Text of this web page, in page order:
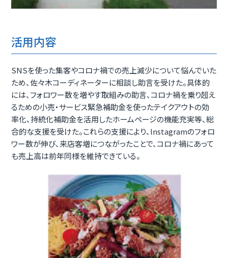
活用内容
SNSを使った集客やコロナ禍での売上減少について悩んでいた
ため、佐々木コーディネーターに相談し助言を受けた。具体的
には、フォロワー数を増やす取組みの助言、コロナ禍を乗り超え
るための小売・サービス緊急補助金を使ったテイクアウトの効
率化、持統化補助金を活用したホームページの機能充実等、総
合的な支援を受けた。これらの支援により、lnstagramのフォロ
ワー数が伸び、来店客増につながったことで、コロナ禍にあって
も売上高は前年同様を維持できている。